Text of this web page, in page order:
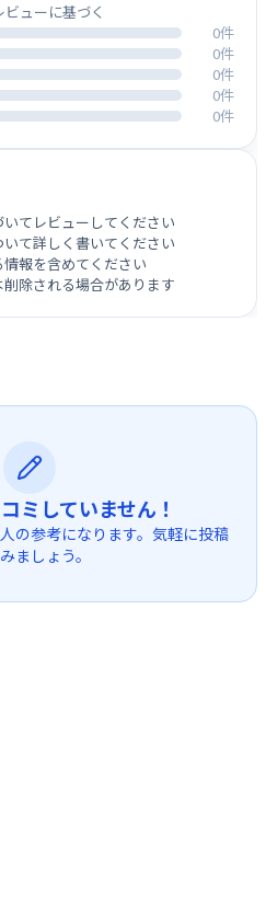
ミしていません！
の参考になります。気軽に投稿
ましょう。
ューに基づく
0件
0件
0件
0件
0件
てレビューしてください
て詳しく書いてください
報を含めてください
除される場合があります